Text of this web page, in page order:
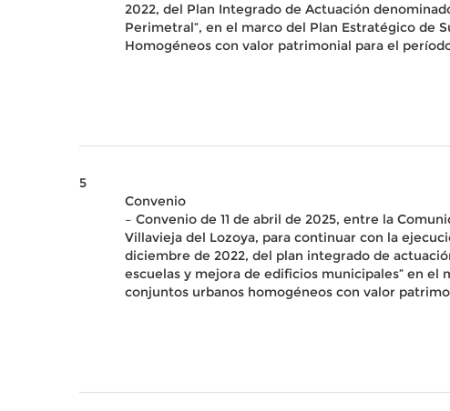
2022, del Plan Integrado de Actuación
Perimetral”, en el marco del Plan Estratégico de
Homogéneos con valor patrimonial para el
5
Convenio
– Convenio de 11 de abril de 2025, entre la
Villavieja del Lozoya, para continuar con la
diciembre de 2022, del plan integrado de
escuelas y mejora de edificios municipales” en
conjuntos urbanos homogéneos con valor